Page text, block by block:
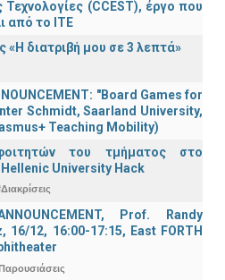
Τεχνολογίες (CCEST), έργο που
από το ΙΤΕ
«Η διατριβή μου σε 3 λεπτά»
"Board Games for
Schmidt, Saarland University,
Teaching Mobility)
του τμήματος στο
University Hack
Prof. Randy
16/12, 16:00-17:15, East FORTH